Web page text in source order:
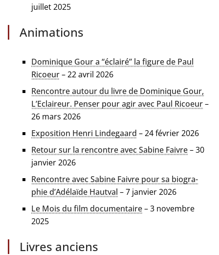
juillet 2025
Animations
Dominique Gour a “éclai­ré” la figure de Paul
Ricoeur– 22 avril 2026
Rencontre autour du livre de Dominique Gour,
L’Eclaireur. Penser pour agir avec Paul Ricoeur–
26 mars 2026
Exposition Henri Lindegaard – 24 février 2026
Retour sur la ren­contre avec Sabine Faivre– 30
jan­vier 2026
Rencontre avec Sabine Faivre pour sa bio­gra­
phie d’Adélaïde Hautval – 7 jan­vier 2026
Le Mois du film docu­men­taire– 3 novembre
2025
Livres anciens